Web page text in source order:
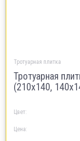
Тротуарная плитка
Тротуарная
(210х140,
Цвет:
Цена: